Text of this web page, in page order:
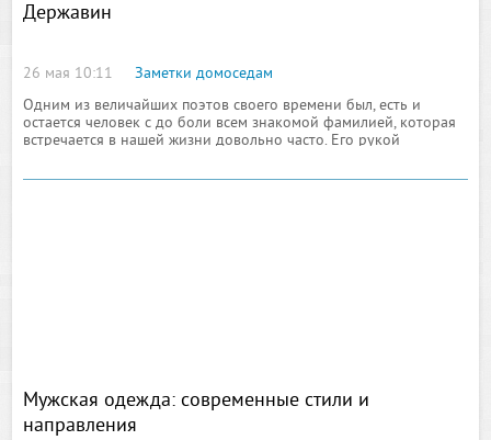
Державин
26 мая 10:11
Заметки домоседам
Одним из величайших поэтов своего времени был, есть и
остается человек с до боли всем знакомой фамилией, которая
встречается в нашей жизни довольно часто. Его рукой
Мужская одежда: современные стили и
направления